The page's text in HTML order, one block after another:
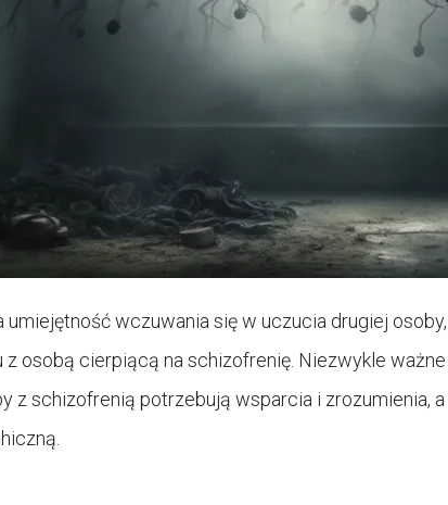
umiejętność wczuwania się w uczucia drugiej
z osobą cierpiącą na schizofrenię. Niezwykle
z schizofrenią potrzebują wsparcia i zrozumienia, a